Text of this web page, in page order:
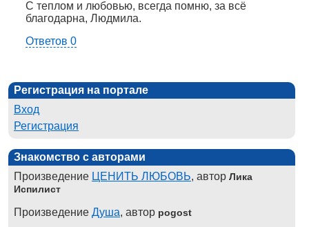
С теплом и любовью, всегда помню, за всё
благодарна, Людмила.
Ответов 0
Регистрация на портале
Вход
Регистрация
Знакомство с авторами
Произведение ЦЕНИТЬ ЛЮБОВЬ, автор Лика
Испилист
Произведение Душа, автор pogost